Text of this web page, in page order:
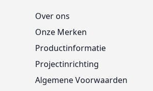
Over ons
Onze Merken
Productinformatie
Projectinrichting
Algemene Voorwaarden